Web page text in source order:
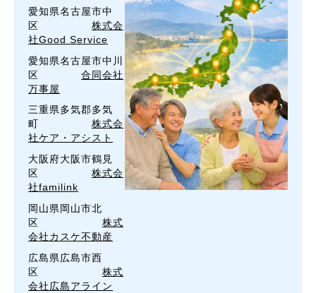
愛知県名古屋市中
区 株式会
社Good Service
愛知県名古屋市中川
区 合同会社
万事屋
三重県多気郡多気
町 株式会
社ケア・アシスト
大阪府大阪市鶴見
区 株式会
社familink
岡山県岡山市北
区 株式
会社カスケ不動産
広島県広島市西
区 株式
会社広島アライン